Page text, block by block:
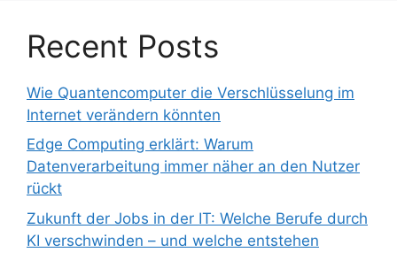
Recent Posts
Wie Quantencomputer die Verschlüsselung im
Internet verändern könnten
Edge Computing erklärt: Warum
Datenverarbeitung immer näher an den Nutzer
rückt
Zukunft der Jobs in der IT: Welche Berufe durch
KI verschwinden – und welche entstehen